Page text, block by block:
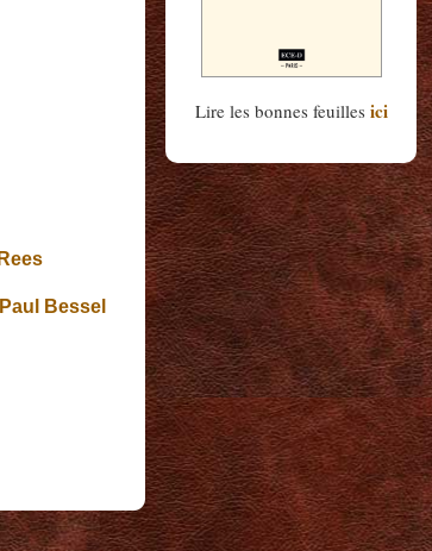
Bessel
Lire les bonnes feuilles ici